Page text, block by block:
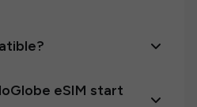
eSIM start